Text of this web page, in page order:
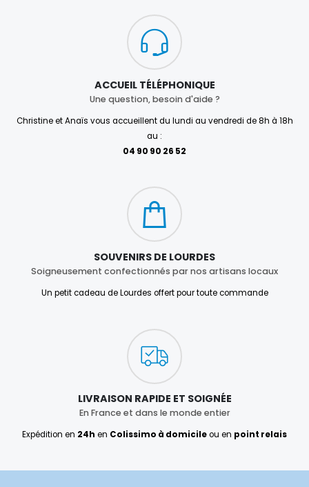
ACCUEIL TÉLÉPHONIQUE
Une question, besoin d'aide ?
Christine et Anaïs vous accueillent du lundi au vendredi de 8h à 18h
au :
04 90 90 26 52
SOUVENIRS DE LOURDES
Soigneusement confectionnés par nos artisans locaux
Un petit cadeau de Lourdes offert pour toute commande
LIVRAISON RAPIDE ET SOIGNÉE
En France et dans le monde entier
Expédition en 24h en Colissimo à domicileou en point relais